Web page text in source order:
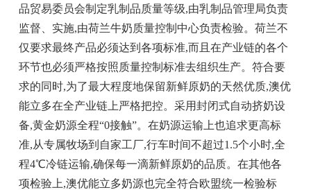
品贸易委员会制定乳制品质量等级,由乳制品管理局负责
监督、实施,由荷兰牛奶质量控制中心负责检验。荷兰不
仅要求最终产品必须达到各项标准,而且在产业链的各个
环节也必须严格按照质量控制标准去组织生产。符合要
求的同时,为了最大程度地保留新鲜原奶的天然优质,澳优
能立多在全产业链上严格把控。采用封闭式自动挤奶设
备,黄金奶源全程“0接触”。在奶源运输上也追求更高标
准,从专属牧场到自家工厂,行车时间不超过1.5个小时,全
程4℃冷链运输,确保每一滴新鲜原奶的品质。在其他各
项检验上,澳优能立多奶源也完全符合欧盟统一检验标